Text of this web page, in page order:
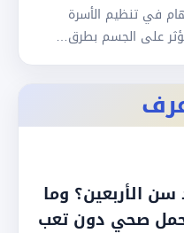
في تنظيم الأسرة
على الجسم بطرق…
الأربعين؟ وما
صحي دون تعب